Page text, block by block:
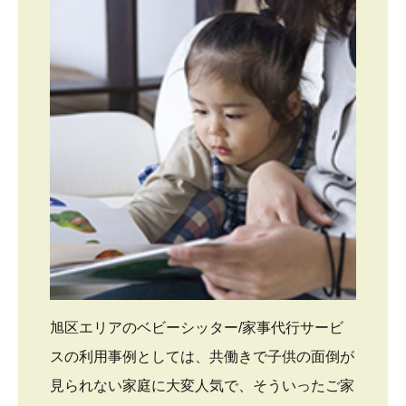
旭区エリアのベビーシッター/家事代行サービ
スの利用事例としては、共働きで子供の面倒が
見られない家庭に大変人気で、そういったご家